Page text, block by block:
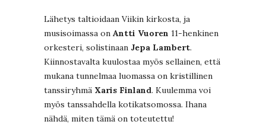
Lähetys taltioidaan Viikin kirkosta, ja
musisoimassa on Antti Vuoren 11-henkinen
orkesteri, solistinaan Jepa Lambert.
Kiinnostavalta kuulostaa myös sellainen, että
mukana tunnelmaa luomassa on kristillinen
tanssiryhmä Xaris Finland. Kuulemma voi
myös tanssahdella kotikatsomossa. Ihana
nähdä, miten tämä on toteutettu!